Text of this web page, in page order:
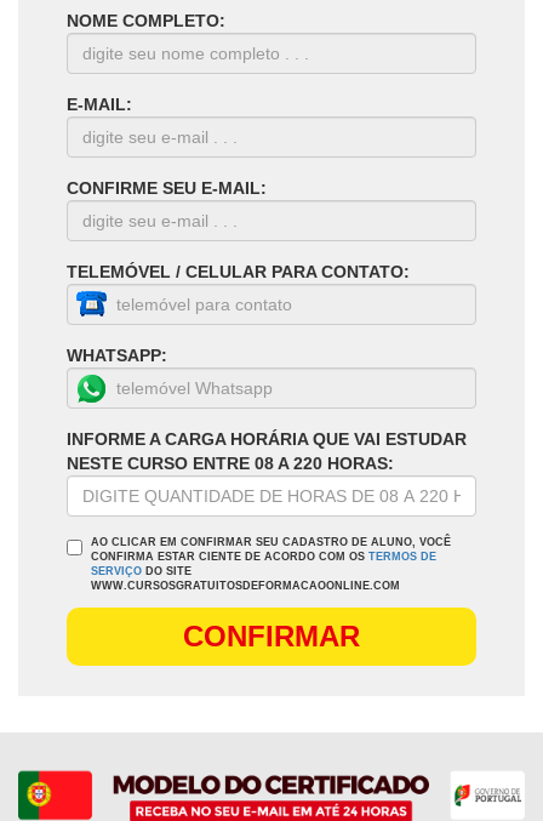
NOME COMPLETO:
E-MAIL:
CONFIRME SEU E-MAIL:
TELEMÓVEL / CELULAR PARA CONTATO:
WHATSAPP:
INFORME A CARGA HORÁRIA QUE VAI ESTUDAR
NESTE CURSO ENTRE 08 A 220 HORAS:
AO CLICAR EM CONFIRMAR SEU CADASTRO DE ALUNO, VOCÊ
CONFIRMA ESTAR CIENTE DE ACORDO COM OS TERMOS DE
SERVIÇO DO SITE
WWW.CURSOSGRATUITOSDEFORMACAOONLINE.COM
CONFIRMAR